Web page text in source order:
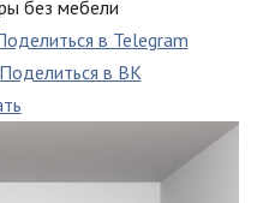
без мебели
в Telegram
Поделиться в ВК